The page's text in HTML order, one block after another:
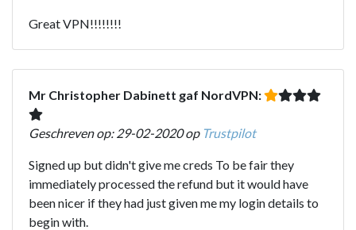
Great VPN!!!!!!!!
Mr Christopher Dabinett gaf NordVPN:
Geschreven op: 29-02-2020 op Trustpilot
Signed up but didn't give me creds To be fair they
immediately processed the refund but it would have
been nicer if they had just given me my login details to
begin with.